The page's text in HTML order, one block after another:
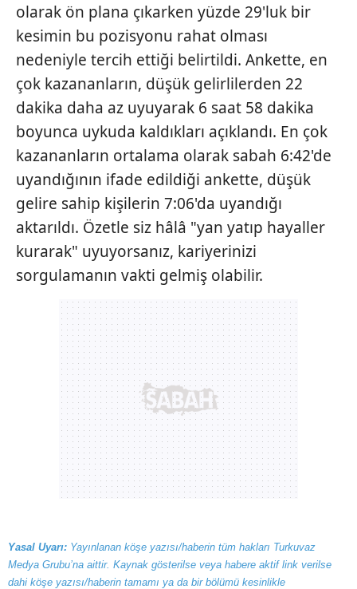
olarak ön plana çıkarken yüzde 29'luk bir
kesimin bu pozisyonu rahat olması
nedeniyle tercih ettiği belirtildi. Ankette, en
çok kazananların, düşük gelirlilerden 22
dakika daha az uyuyarak 6 saat 58 dakika
boyunca uykuda kaldıkları açıklandı. En çok
kazananların ortalama olarak sabah 6:42'de
uyandığının ifade edildiği ankette, düşük
gelire sahip kişilerin 7:06'da uyandığı
aktarıldı. Özetle siz hâlâ "yan yatıp hayaller
kurarak" uyuyorsanız, kariyerinizi
sorgulamanın vakti gelmiş olabilir.
Yasal Uyarı: Yayınlanan köşe yazısı/haberin tüm hakları Turkuvaz
Medya Grubu’na aittir. Kaynak gösterilse veya habere aktif link verilse
dahi köşe yazısı/haberin tamamı ya da bir bölümü kesinlikle